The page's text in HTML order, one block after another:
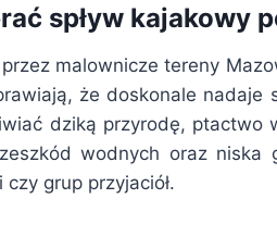
spływ kajakowy
malownicze tereny
że doskonale nadaje
dziką przyrodę, ptactwo
wodnych oraz niska
grup przyjaciół.